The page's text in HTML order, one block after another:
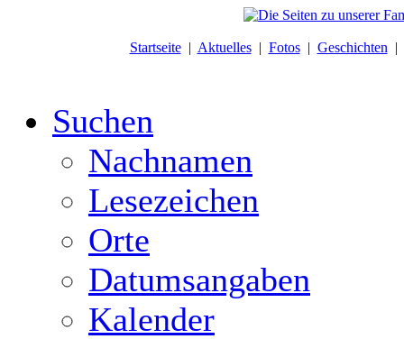
Startseite| Aktuelles| Fotos| Geschichten |
Suchen
Nachnamen
Lesezeichen
Orte
Datumsangaben
Kalender